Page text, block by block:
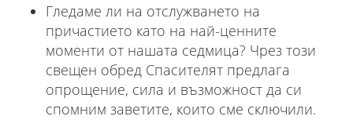
Гледаме ли на отслужването на
причастието като на най-ценните
моменти от нашата седмица? Чрез този
свещен обред Спасителят предлага
опрощение, сила и възможност да си
спомним заветите, които сме сключили.